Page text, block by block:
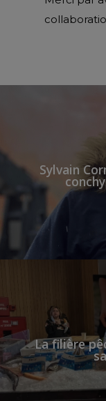
Sylvain
La filière